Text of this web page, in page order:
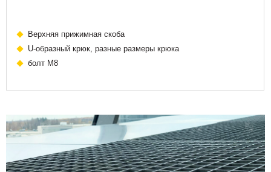
Верхняя прижимная скоба
U-образный крюк, разные размеры крюка
болт М8